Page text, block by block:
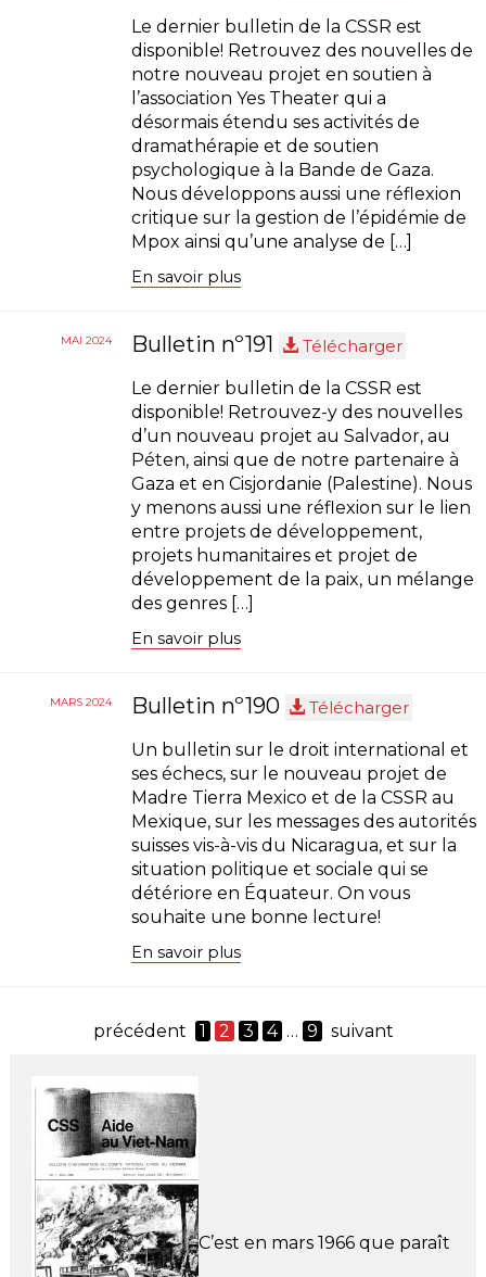
Le dernier bulletin de la CSSR est
disponible! Retrouvez des nouvelles de
notre nouveau projet en soutien à
l’association Yes Theater qui a
désormais étendu ses activités de
dramathérapie et de soutien
psychologique à la Bande de Gaza.
Nous développons aussi une réflexion
critique sur la gestion de l’épidémie de
Mpox ainsi qu’une analyse de […]
En savoir plus
MAI 2024 Bulletin nº191 Télécharger
Le dernier bulletin de la CSSR est
disponible! Retrouvez-y des nouvelles
d’un nouveau projet au Salvador, au
Péten, ainsi que de notre partenaire à
Gaza et en Cisjordanie (Palestine). Nous
y menons aussi une réflexion sur le lien
entre projets de développement,
projets humanitaires et projet de
développement de la paix, un mélange
des genres […]
En savoir plus
MARS 2024 Bulletin nº190 Télécharger
Un bulletin sur le droit international et
ses échecs, sur le nouveau projet de
Madre Tierra Mexico et de la CSSR au
Mexique, sur les messages des autorités
suisses vis-à-vis du Nicaragua, et sur la
situation politique et sociale qui se
détériore en Équateur. On vous
souhaite une bonne lecture!
En savoir plus
précédent 1 2 3 4 … 9 suivant
C’est en mars 1966 que paraît